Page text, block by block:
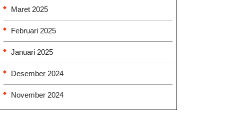
Maret 2025
Februari 2025
Januari 2025
Desember 2024
November 2024